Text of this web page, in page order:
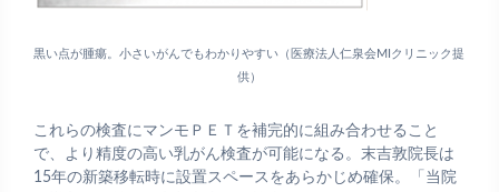
黒い点が腫瘍。小さいがんでもわかりやすい（医療法人仁泉会MIクリニック提
供）
これらの検査にマンモＰＥＴを補完的に組み合わせること
で、より精度の高い乳がん検査が可能になる。末吉敦院長は
15年の新築移転時に設置スペースをあらかじめ確保。「当院